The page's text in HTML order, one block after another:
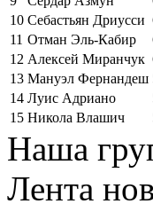
10 Себастьян Дриусси
11 Отман Эль-Кабир
12 Алексей Миранчук
13 Мануэл Фернандеш
14 Луис Адриано
15 Никола Влашич
Наша
Лента